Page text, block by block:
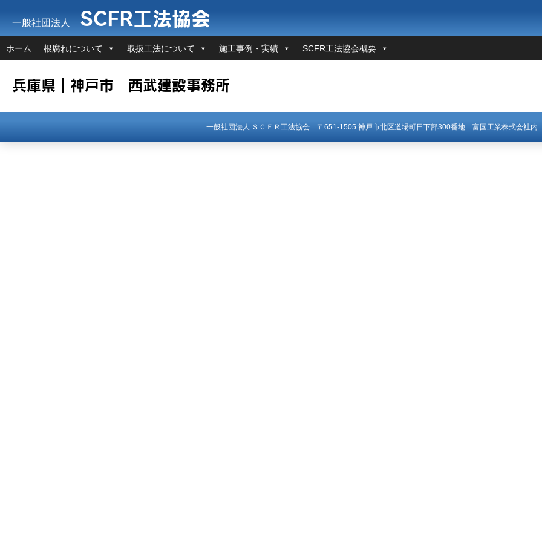
一般社団法人 SCFR工法協会
ホーム 根腐れについて 取扱工法について 施工事例・実績 SCFR工法協会概要
兵庫県｜神戸市 西武建設事務所
一般社団法人 ＳＣＦＲ工法協会 〒651-1505 神戸市北区道場町日下部300番地 富国工業株式会社内